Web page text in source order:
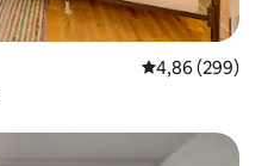
4,86 av 5 i
4,86 (299)